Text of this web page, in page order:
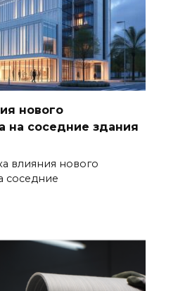
нового
на соседние здания
влияния нового
соседние